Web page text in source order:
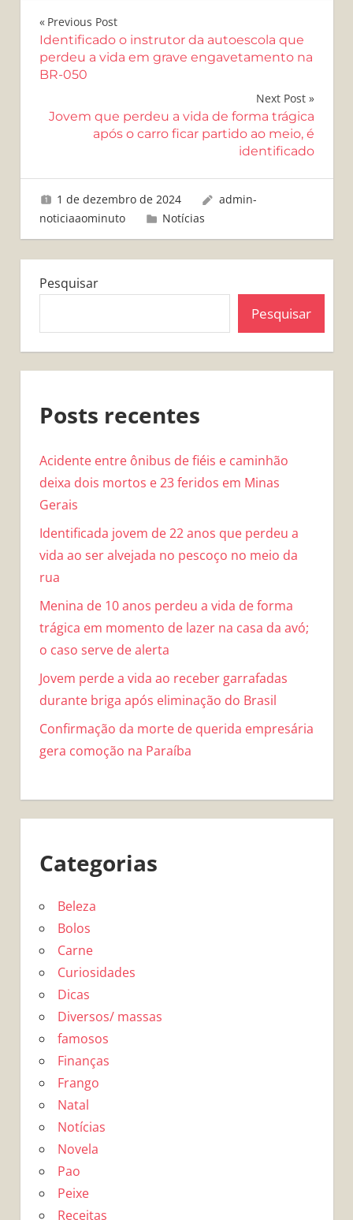
Navegação
de
Post
Previous Post
Identificado o instrutor da autoescola que
perdeu a vida em grave engavetamento na
BR-050
Next Post
Jovem que perdeu a vida de forma trágica
após o carro ficar partido ao meio, é
identificado
1 de dezembro de 2024
admin-
noticiaaominuto
Notícias
Pesquisar
Pesquisar
Posts recentes
Acidente entre ônibus de fiéis e caminhão
deixa dois mortos e 23 feridos em Minas
Gerais
Identificada jovem de 22 anos que perdeu a
vida ao ser alvejada no pescoço no meio da
rua
Menina de 10 anos perdeu a vida de forma
trágica em momento de lazer na casa da avó;
o caso serve de alerta
Jovem perde a vida ao receber garrafadas
durante briga após eliminação do Brasil
Confirmação da morte de querida empresária
gera comoção na Paraíba
Categorias
Beleza
Bolos
Carne
Curiosidades
Dicas
Diversos/ massas
famosos
Finanças
Frango
Natal
Notícias
Novela
Pao
Peixe
Receitas